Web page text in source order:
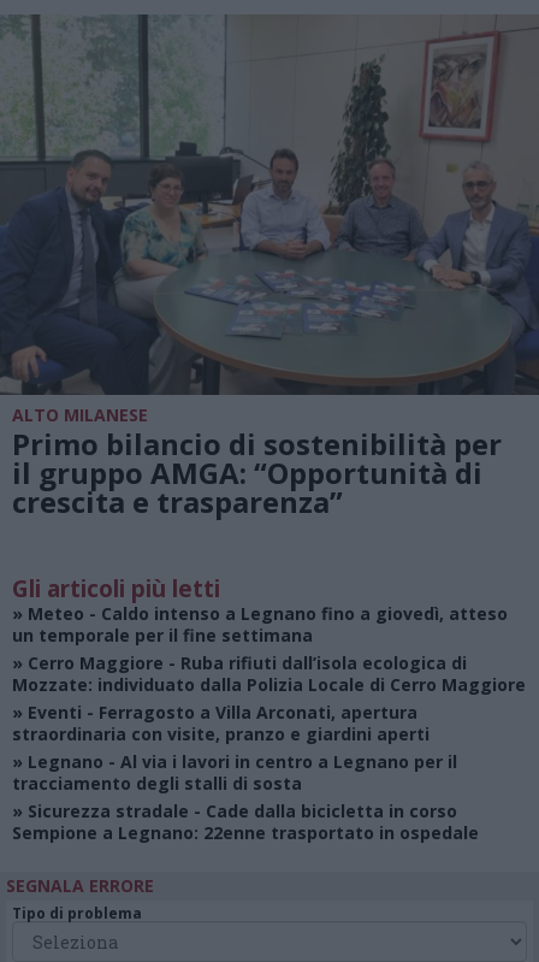
ALTO MILANESE
Primo bilancio di sostenibilità per
il gruppo AMGA: “Opportunità di
crescita e trasparenza”
Gli articoli più letti
» Meteo - Caldo intenso a Legnano fino a giovedì, atteso
un temporale per il fine settimana
» Cerro Maggiore - Ruba rifiuti dall’isola ecologica di
Mozzate: individuato dalla Polizia Locale di Cerro Maggiore
» Eventi - Ferragosto a Villa Arconati, apertura
straordinaria con visite, pranzo e giardini aperti
» Legnano - Al via i lavori in centro a Legnano per il
tracciamento degli stalli di sosta
» Sicurezza stradale - Cade dalla bicicletta in corso
Sempione a Legnano: 22enne trasportato in ospedale
SEGNALA ERRORE
Tipo di problema